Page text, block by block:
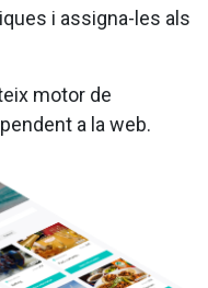
i assigna-les als
motor de
a la web.